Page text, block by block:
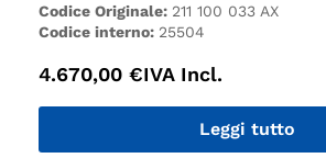
Codice Originale: 211 100 033 AX
Codice interno: 25504
4.670,00 €IVA Incl.
Leggi tutto